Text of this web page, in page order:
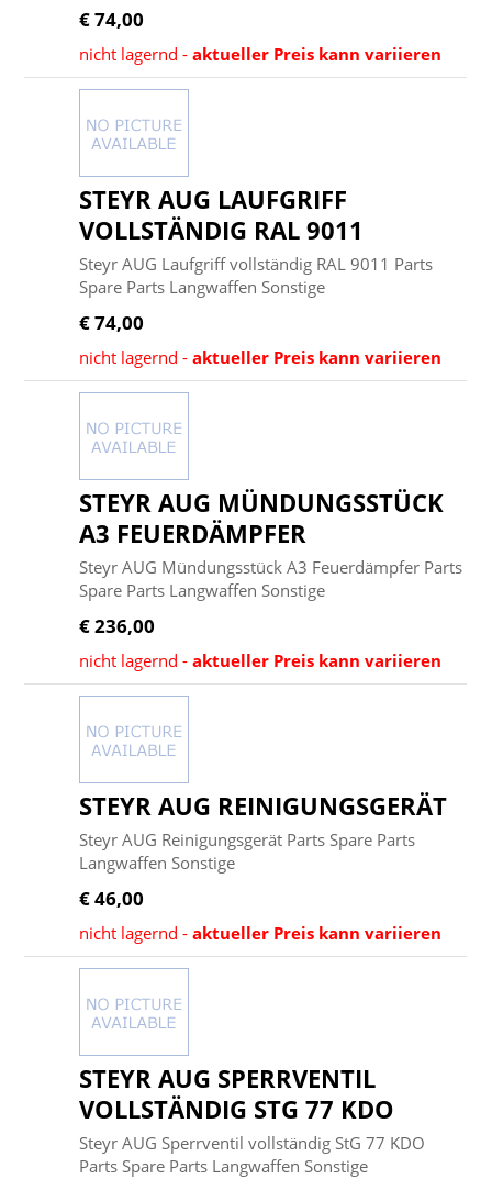
€ 74,00
nicht lagernd -aktueller Preis kann variieren
STEYR AUG LAUFGRIFF
VOLLSTÄNDIG RAL 9011
Steyr AUG Laufgriff vollständig RAL 9011 Parts
Spare Parts Langwaffen Sonstige
€ 74,00
nicht lagernd -aktueller Preis kann variieren
STEYR AUG MÜNDUNGSSTÜCK
A3 FEUERDÄMPFER
Steyr AUG Mündungsstück A3 Feuerdämpfer Parts
Spare Parts Langwaffen Sonstige
€ 236,00
nicht lagernd -aktueller Preis kann variieren
STEYR AUG REINIGUNGSGERÄT
Steyr AUG Reinigungsgerät Parts Spare Parts
Langwaffen Sonstige
€ 46,00
nicht lagernd -aktueller Preis kann variieren
STEYR AUG SPERRVENTIL
VOLLSTÄNDIG STG 77 KDO
Steyr AUG Sperrventil vollständig StG 77 KDO
Parts Spare Parts Langwaffen Sonstige